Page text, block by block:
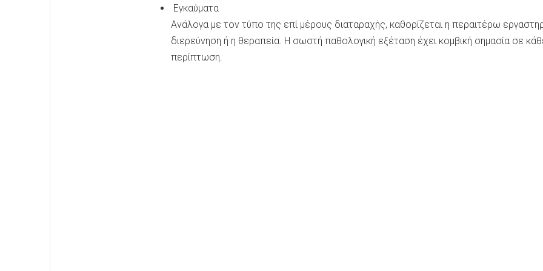
Εγκαύματα
Ανάλογα με τον τύπο της επί μέρους διαταραχής, καθορίζεται η περαιτέρω
διερεύνηση ή η θεραπεία. Η σωστή παθολογική εξέταση έχει κομβική σημασία σε
περίπτωση.